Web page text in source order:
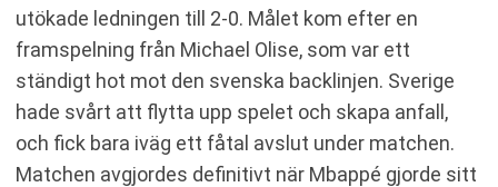
utökade ledningen till 2-0. Målet kom efter en
framspelning från Michael Olise, som var ett
ständigt hot mot den svenska backlinjen. Sverige
hade svårt att flytta upp spelet och skapa anfall,
och fick bara iväg ett fåtal avslut under matchen.
Matchen avgjordes definitivt när Mbappé gjorde sitt